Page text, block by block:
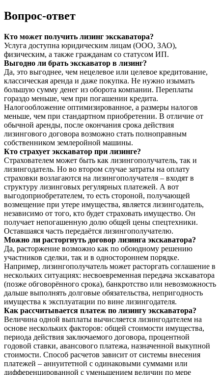
Вопрос-ответ
Кто может получить лизинг экскаватора?
Услуга доступна юридическим лицам (ООО, ЗАО),
физическим, а также гражданам со статусом ИП.
Выгодно ли брать экскаватор в лизинг?
Да, это выгоднее, чем нецелевое или целевое кредитование,
классическая аренда и даже покупка. Не нужно изымать
большую сумму денег из оборота компании. Переплаты
гораздо меньше, чем при погашении кредита.
Налогообложение оптимизированное, а размеры налогов
меньше, чем при стандартном приобретении. В отличие от
обычной аренды, после окончания срока действия
лизингового договора возможно стать полноправным
собственником землеройной машины.
Кто страхует экскаватор при лизинге?
Страхователем может быть как лизингополучатель, так и
лизингодатель. Но во втором случае затраты на оплату
страховки возлагаются на лизингополучателя – входят в
структуру лизинговых регулярных платежей. А вот
выгодоприобретателем, то есть стороной, получающей
возмещение при утере имущества, является лизингодатель,
независимо от того, кто будет страховать имущество. Он
получает непогашенную долю общей цены спецтехники.
Оставшаяся часть передаётся лизингополучателю.
Можно ли расторгнуть договор лизинга экскаватора?
Да, расторжение возможно как по обоюдному решению
участников сделки, так и в одностороннем порядке.
Например, лизингополучатель может расторгать соглашение в
нескольких ситуациях: несвоевременная передача экскаватора
(позже обговорённого срока), банкротство или невозможность
дальше выполнять долговые обязательства, непригодность
имущества к эксплуатации по вине лизингодателя.
Как рассчитывается платеж по лизингу экскаватора?
Величина одной выплаты вычисляется лизингодателем на
основе нескольких факторов: общей стоимости имущества,
периода действия заключаемого договора, процентной
годовой ставки, авансового платежа, назначенной выкупной
стоимости. Способ расчетов зависит от системы внесения
платежей – аннуитетной с одинаковыми суммами или
дифференцированной с уменьшением величин по мере